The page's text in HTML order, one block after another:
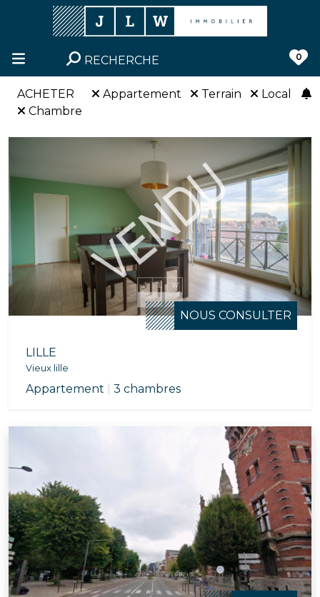
RECHERCHE 0
ACHETER Appartement Terrain
Local
Chambre
NOUS CONSULTER
LILLE
Vieux lille
Appartement 3 chambres